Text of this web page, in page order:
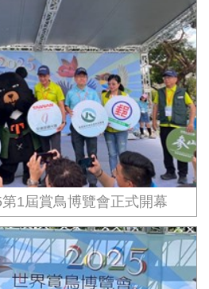
1屆賞鳥博覽會正式開幕